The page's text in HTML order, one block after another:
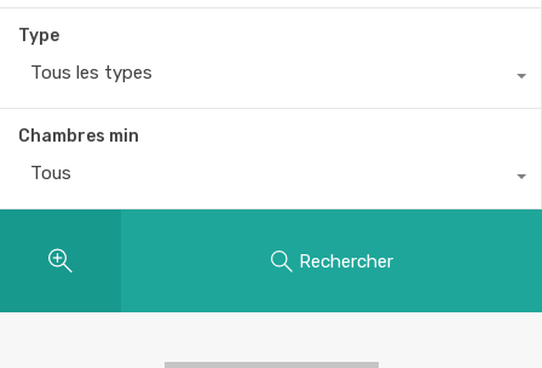
Type
Tous les types
Chambres min
Tous
Rechercher